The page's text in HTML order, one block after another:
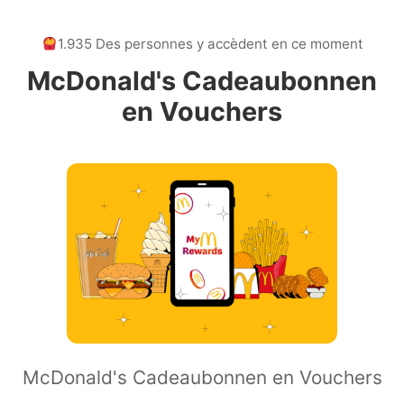
1.935 Des personnes y accèdent en ce moment
McDonald's Cadeaubonnen
en Vouchers
McDonald's Cadeaubonnen en Vouchers